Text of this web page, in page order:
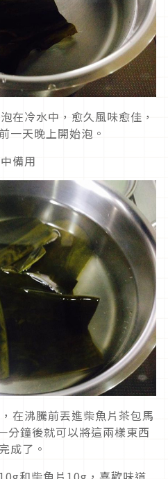
在冷水中，愈久風味愈佳，
一天晚上開始泡。
備用
在沸騰前丟進柴魚片茶包馬
分鐘後就可以將這兩樣東西
成了。